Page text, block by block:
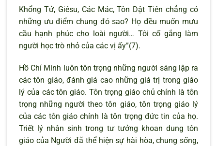
Khổng Tử, Giêsu, Các Mác, Tôn Dật Tiên chẳng có
những ưu điểm chung đó sao? Họ đều muốn mưu
cầu hạnh phúc cho loài người… Tôi cố gắng làm
người học trò nhỏ của các vị ấy”(7).
Hồ Chí Minh luôn tôn trọng những người sáng lập ra
các tôn giáo, đánh giá cao những giá trị trong giáo
lý của các tôn giáo. Tôn trọng giáo chủ chính là tôn
trọng những người theo tôn giáo, tôn trọng giáo lý
của các tôn giáo chính là tôn trọng đức tin của họ.
Triết lý nhân sinh trong tư tưởng khoan dung tôn
giáo của Người đã thể hiện sự hài hòa, chung sống,